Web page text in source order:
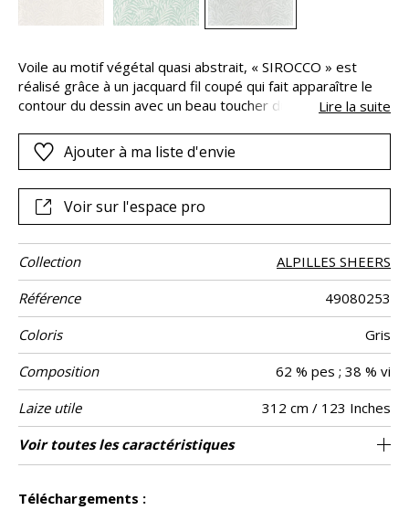
Voile au motif végétal quasi abstrait, « SIROCCO » est
réalisé grâce à un jacquard fil coupé qui fait apparaître le
contour du dessin avec un beau toucher duveteux. Par
une double épaisseur, avec un fil de trame horizontal.
L’effet obtenu : vaporeux, vivant et cossu, renforce l’esprit
Lire la suite
Ajouter à ma liste d'envie
Voir sur l'espace pro
Collection
ALPILLES SHEERS
Référence
49080253
Coloris
Gris
Composition
62 % pes ; 38 % vi
Laize utile
312 cm / 123 Inches
Rétrécissement
<1%
Raccord Raccord droit
Sens De haut
Poids g/m² 110
Usage
Entretien
Pays d'origine Turquie
Rapport
Horizontal
64 cm / 25 Inches
Rapport
Vertical
60 cm / 24 Inches
Voir toutes les caractéristiques
Téléchargements :